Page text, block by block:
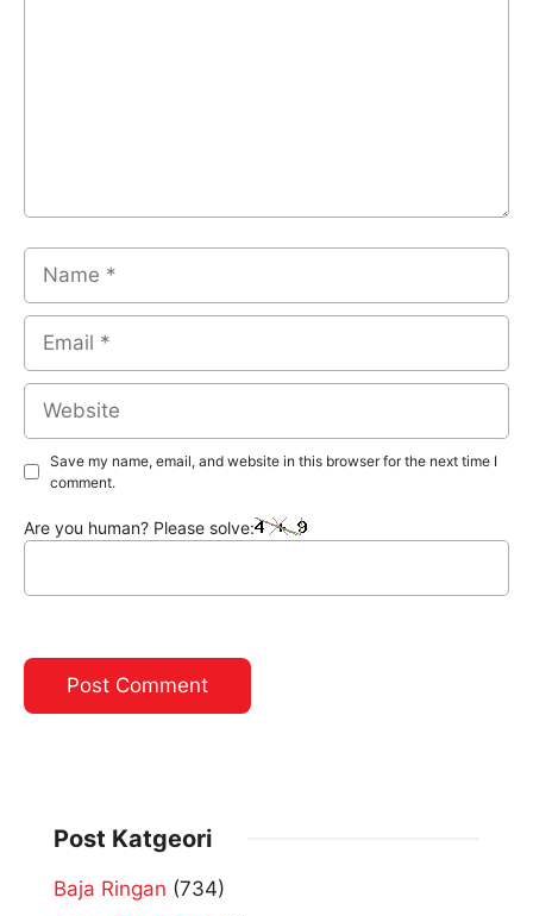
Name
Email
Website
Save my name, email, and website in this browser for the next time I
comment.
Are you human? Please solve:
Post Katgeori
Baja Ringan (734)